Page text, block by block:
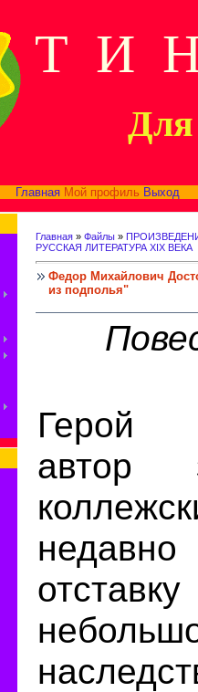
Т И
Для
Главная Мой профиль Выход
Главная » Файлы »
РУССКАЯ ЛИТЕРАТУРА XIX ВЕКА
Федор Михайлович
из подполья"
Герой
автор